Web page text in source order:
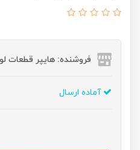
فروشنده: هایپر قطعات
آماده ارسال